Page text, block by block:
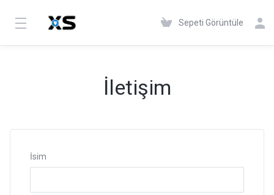
Sepeti Görüntüle
İletişim
İsim